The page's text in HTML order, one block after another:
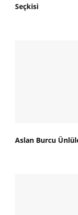
Seçkisi
Aslan Burcu